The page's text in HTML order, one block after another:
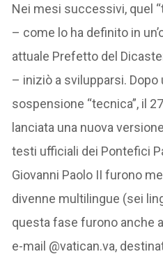
Nei mesi successivi, quel
– come lo ha definito in
attuale Prefetto del
– iniziò a svilupparsi. Dopo
sospensione “tecnica”, il
lanciata una nuova
testi ufficiali dei Pontefici
Giovanni Paolo II furono
divenne multilingue (sei
questa fase furono anche
e-mail @vatican.va,